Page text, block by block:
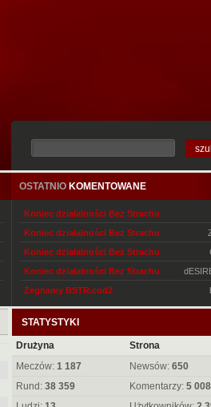
OSTATNIO KOMENTOWANE
Koniec działalności Bez Strachu
Koniec działalności Bez Strachu
Koniec działalności Bez Strachu
Koniec działalności Bez Strachu
Żegnamy BSTR.cod2
STATYSTYKI
Drużyna
Meczów: 1 187
Rund: 38 359
Strona
Newsów: 650
Komentarzy: 5 008